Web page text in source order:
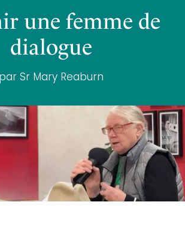
une femme de
dialogue
par Sr Mary Reaburn